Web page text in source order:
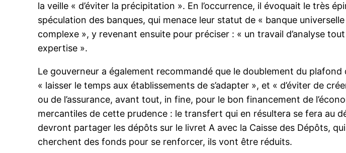
la veille « d’éviter la précipitation ». En l’occurrence, il évoquait le très
spéculation des banques, qui menace leur statut de « banque
complexe », y revenant ensuite pour préciser : « un travail d’analyse
expertise ».
Le gouverneur a également recommandé que le doublement du
« laisser le temps aux établissements de s’adapter », et « d’éviter de
ou de l’assurance, avant tout, in fine, pour le bon financement de
mercantiles de cette prudence : le transfert qui en résultera se fera au
devront partager les dépôts sur le livret A avec la Caisse des Dépôts,
cherchent des fonds pour se renforcer, ils vont être réduits.